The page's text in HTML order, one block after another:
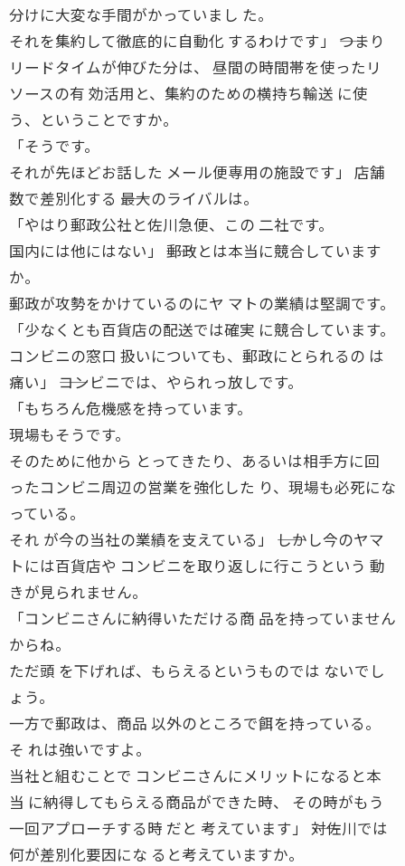
分けに大変な手間がかっていまし た。
それを集約して徹底的に自動化 するわけです」 ――つまり
リードタイムが伸びた分は、 昼間の時間帯を使ったリ
ソースの有 効活用と、集約のための横持ち輸送 に使
う、ということですか。
「そうです。
それが先ほどお話した メール便専用の施設です」 店舗
数で差別化する ――最大のライバルは。
「やはり郵政公社と佐川急便、この 二社です。
国内には他にはない」 ――郵政とは本当に競合しています
か。
郵政が攻勢をかけているのにヤ マトの業績は堅調です。
「少なくとも百貨店の配送では確実 に競合しています。
コンビニの窓口 扱いについても、郵政にとられるの は
痛い」 ――コンビニでは、やられっ放しです。
「もちろん危機感を持っています。
現場もそうです。
そのために他から とってきたり、あるいは相手方に回
ったコンビニ周辺の営業を強化した り、現場も必死にな
っている。
それ が今の当社の業績を支えている」 ――しかし今のヤマ
トには百貨店や コンビニを取り返しに行こうという 動
きが見られません。
「コンビニさんに納得いただける商 品を持っていません
からね。
ただ頭 を下げれば、もらえるというものでは ないでし
ょう。
一方で郵政は、商品 以外のところで餌を持っている。
そ れは強いですよ。
当社と組むことで コンビニさんにメリットになると本
当 に納得してもらえる商品ができた時、 その時がもう
一回アプローチする時 だと 考えています」 ――対佐川では
何が差別化要因にな ると考えていますか。